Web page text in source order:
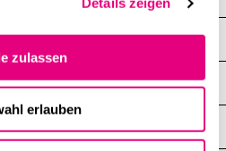
zulassen
erlauben
Fakultät
Fakultät
Fakultät